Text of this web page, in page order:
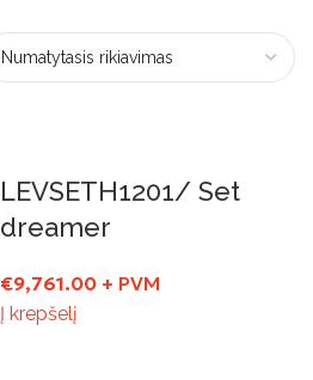
LEVSETH1201/ Set
dreamer
€9,761.00 + PVM
Į krepšelį